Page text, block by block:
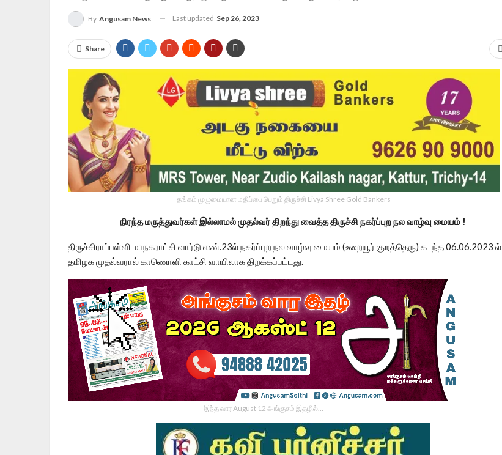
By Angusam News Last updated Sep 26, 2023
Share
தங்கம் முழுமையான மதிப்பை பெறும் திருச்சி Livya Shree Gold Bankers
நிரந்த மருத்துவர்கள் இல்லாமல் முதல்வர் திறந்து வைத்த திருச்சி நகர்ப்புற நல வாழ்வு மையம் !
திருச்சிராப்பள்ளி மாநகராட்சி வார்டு எண்.23ல் நகர்ப்புற நல வாழ்வு மையம் (உறையூர் குறத்தெரு) கடந்த 06.06.2023 ல்
தமிழக முதல்வரால் காணொளி காட்சி வாயிலாக திறக்கப்பட்டது.
இந்த வார August 12 அங்குசம் இதழில்…